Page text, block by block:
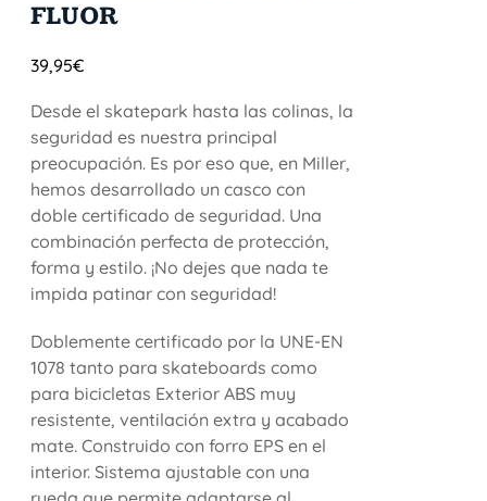
FLUOR
39,95€
Desde el skatepark hasta las colinas, la
seguridad es nuestra principal
preocupación. Es por eso que, en Miller,
hemos desarrollado un casco con
doble certificado de seguridad. Una
combinación perfecta de protección,
forma y estilo. ¡No dejes que nada te
impida patinar con seguridad!
Doblemente certificado por la UNE-EN
1078 tanto para skateboards como
para bicicletas Exterior ABS muy
resistente, ventilación extra y acabado
mate. Construido con forro EPS en el
interior. Sistema ajustable con una